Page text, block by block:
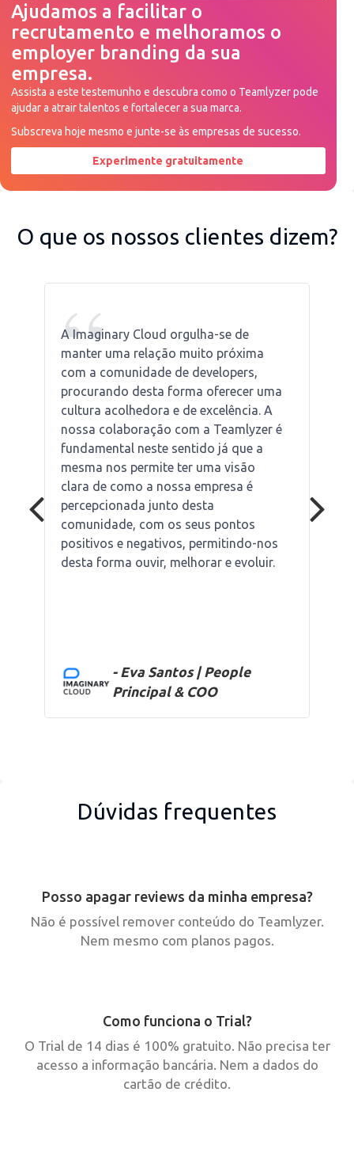
Peça uma demonstração agora
Ajudamos a facilitar o
recrutamento e melhoramos o
employer branding da sua
empresa.
Assista a este testemunho e descubra como o Teamlyzer pode
ajudar a atrair talentos e fortalecer a sua marca.
Subscreva hoje mesmo e junte-se às empresas de sucesso.
Experimente gratuitamente
O que os nossos clientes dizem?
“
A Imaginary Cloud orgulha-se de
manter uma relação muito próxima
com a comunidade de developers,
procurando desta forma oferecer uma
cultura acolhedora e de excelência. A
nossa colaboração com a Teamlyzer é
fundamental neste sentido já que a
mesma nos permite ter uma visão
clara de como a nossa empresa é
percepcionada junto desta
comunidade, com os seus pontos
positivos e negativos, permitindo-nos
desta forma ouvir, melhorar e evoluir.
- Eva Santos | People
Principal & COO
Dúvidas frequentes
Posso apagar reviews da minha empresa?
Não é possível remover conteúdo do Teamlyzer.
Nem mesmo com planos pagos.
Como funciona o Trial?
O Trial de 14 dias é 100% gratuito. Não precisa ter
acesso a informação bancária. Nem a dados do
cartão de crédito.